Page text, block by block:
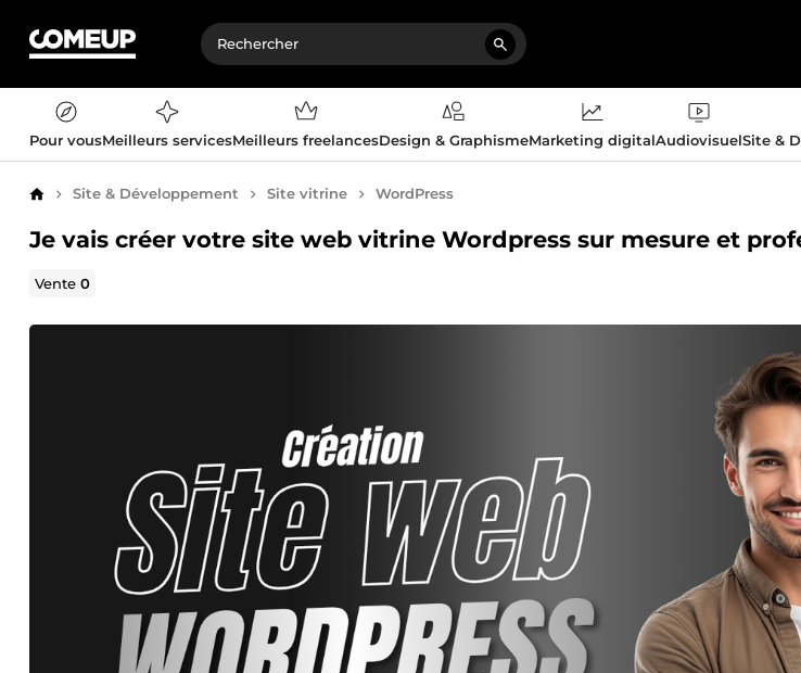
Pour vousMeilleurs servicesMeilleurs freelancesDesign & GraphismeMarketing digitalAudiovisuelSite &
AccueilSite & Développement Site vitrine WordPress
Je vais créer votre site web vitrine Wordpress sur mesure et
Vente0